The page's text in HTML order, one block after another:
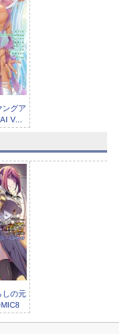
ングア
V...
しの元